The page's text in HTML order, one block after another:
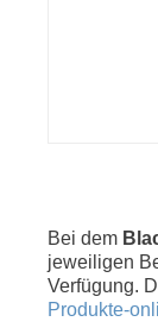
Bei dem
jeweiligen
Verfügung.
Produkte-